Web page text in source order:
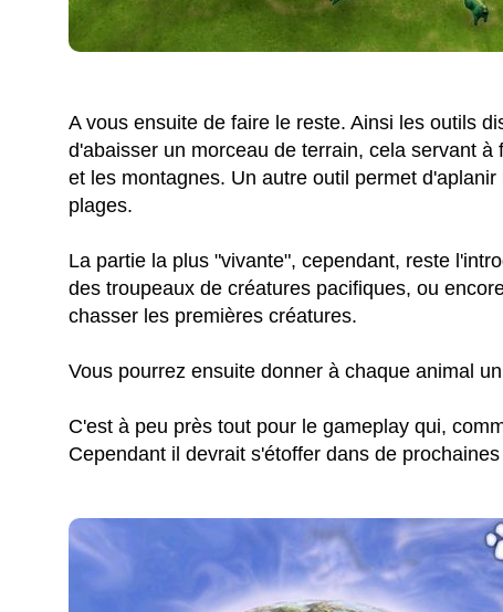
A vous ensuite de faire le reste. Ainsi les outils
d'abaisser un morceau de terrain, cela servant
et les montagnes. Un autre outil permet
plages.
La partie la plus "vivante", cependant, reste
des troupeaux de créatures pacifiques, ou
chasser les premières créatures.
Vous pourrez ensuite donner à chaque animal
C'est à peu près tout pour le gameplay qui,
Cependant il devrait s'étoffer dans de